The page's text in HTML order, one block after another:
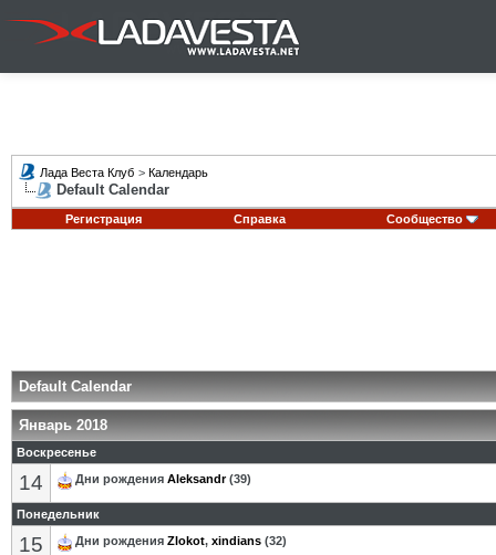
Лада Веста Клуб > Календарь
Default Calendar
Регистрация Справка Сообщество
Default Calendar
Январь 2018
Воскресенье
14 Дни рождения Aleksandr(39)
Понедельник
15 Дни рождения Zlokot, xindians (32)